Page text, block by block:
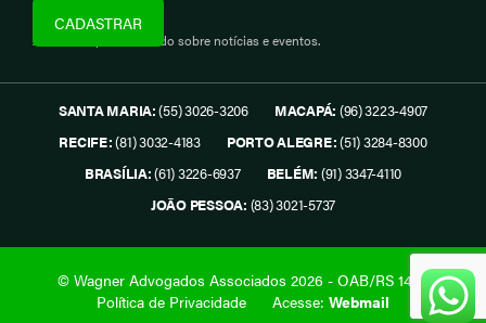
Assine e fique informado sobre notícias e eventos.
SANTA MARIA:(55) 3026-3206 MACAPÁ: (96) 3223-4907
RECIFE:(81) 3032-4183 PORTO ALEGRE:(51) 3284-8300
BRASÍLIA:(61) 3226-6937 BELÉM: (91) 3347-4110
JOÃO PESSOA: (83) 3021-5737
© Wagner Advogados Associados 2026 - OAB/RS 1419.
Política de Privacidade
Acesse: Webmail